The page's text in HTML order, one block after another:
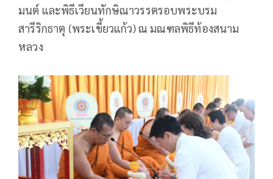
มนต์ และพิธีเวียนทักษิณาวรรตรอบพระบรม
สารีริกธาตุ (พระเขี้ยวแก้ว) ณ มณฑลพิธีท้องสนาม
หลวง